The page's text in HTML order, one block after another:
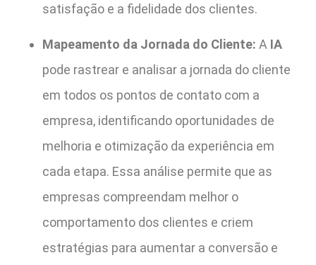
satisfação e a fidelidade dos clientes.
Mapeamento da Jornada do Cliente: A IA
pode rastrear e analisar a jornada do cliente
em todos os pontos de contato com a
empresa, identificando oportunidades de
melhoria e otimização da experiência em
cada etapa. Essa análise permite que as
empresas compreendam melhor o
comportamento dos clientes e criem
estratégias para aumentar a conversão e